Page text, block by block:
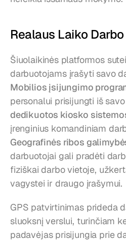
Realaus Laiko
Šiuolaikinės platformos
Mobilios įsijungimo
dedikuotos kiosko
Geografinės ribos
darbuotojai gali pradėti
fiziškai darbo vietoje,
vagystei ir draugo įrašymui.
GPS patvirtinimas prideda
sluoksnį verslui, turinčiam
padavėjas prisijungia prie